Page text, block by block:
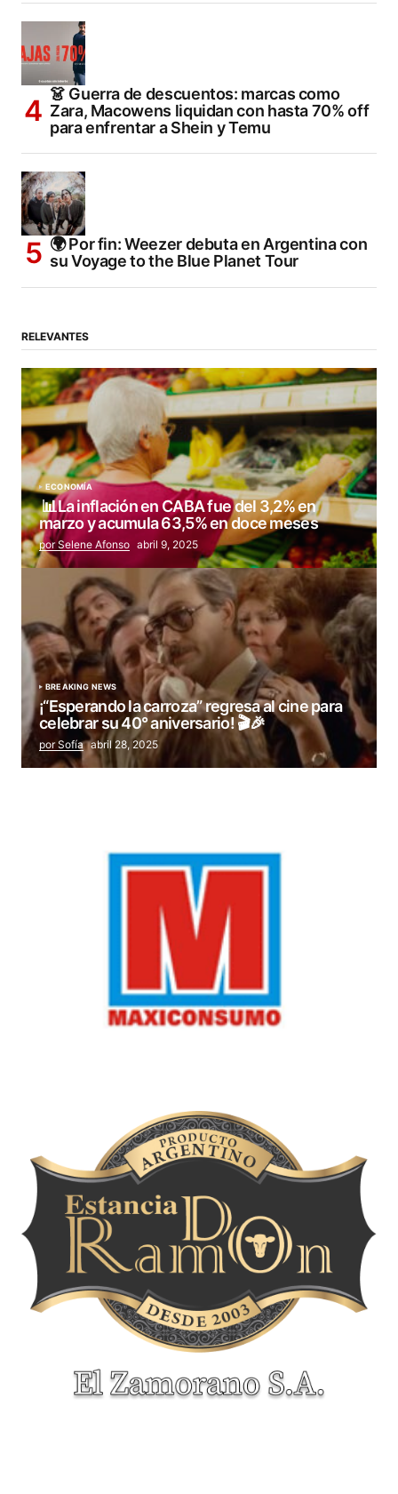
👗 Guerra de descuentos: marcas como
Zara, Macowens liquidan con hasta 70% off
para enfrentar a Shein y Temu
🌍 Por fin: Weezer debuta en Argentina con
su Voyage to the Blue Planet Tour
RELEVANTES
ECONOMÍA
📊La inflación en CABA fue del 3,2% en
marzo y acumula 63,5% en doce meses
por Selene Afonso abril 9, 2025
BREAKING NEWS
¡“Esperando la carroza” regresa al cine para
celebrar su 40° aniversario! 🎬🎉
por Sofía abril 28, 2025